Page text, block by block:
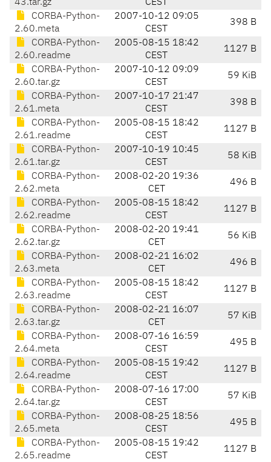
43.tar.gz CEST
CORBA-Python-
2.60.meta
2007-10-12 09:05
CEST
398 B
CORBA-Python-
2.60.readme
2005-08-15 18:42
CEST
1127 B
CORBA-Python-
2.60.tar.gz
2007-10-12 09:09
CEST
59 KiB
CORBA-Python-
2.61.meta
2007-10-17 21:47
CEST
398 B
CORBA-Python-
2.61.readme
2005-08-15 18:42
CEST
1127 B
CORBA-Python-
2.61.tar.gz
2007-10-19 10:45
CEST
58 KiB
CORBA-Python-
2.62.meta
2008-02-20 19:36
CET
496 B
CORBA-Python-
2.62.readme
2005-08-15 18:42
CEST
1127 B
CORBA-Python-
2.62.tar.gz
2008-02-20 19:41
CET
56 KiB
CORBA-Python-
2.63.meta
2008-02-21 16:02
CET
496 B
CORBA-Python-
2.63.readme
2005-08-15 18:42
CEST
1127 B
CORBA-Python-
2.63.tar.gz
2008-02-21 16:07
CET
57 KiB
CORBA-Python-
2.64.meta
2008-07-16 16:59
CEST
495 B
CORBA-Python-
2.64.readme
2005-08-15 19:42
CEST
1127 B
CORBA-Python-
2.64.tar.gz
2008-07-16 17:00
CEST
57 KiB
CORBA-Python-
2.65.meta
2008-08-25 18:56
CEST
495 B
CORBA-Python-
2.65.readme
2005-08-15 19:42
CEST
1127 B